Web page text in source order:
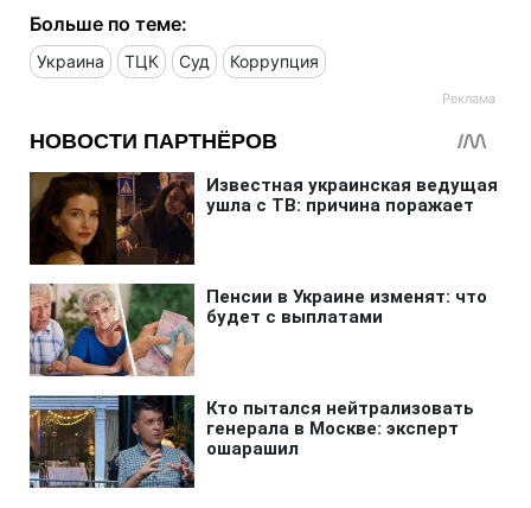
Больше по теме:
Украина ТЦК Суд Коррупция